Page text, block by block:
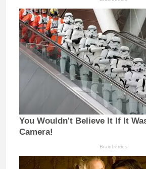
You Wouldn't Believe It If It
Camera!
Brainberries